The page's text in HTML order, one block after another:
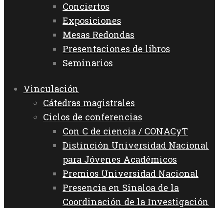
Conciertos
Exposiciones
Mesas Redondas
Presentaciones de libros
Seminarios
Vinculación
Cátedras magistrales
Ciclos de conferencias
Con C de ciencia / CONACyT
Distinción Universidad Nacional
para Jóvenes Académicos
Premios Universidad Nacional
Presencia en Sinaloa de la
Coordinación de la Investigación